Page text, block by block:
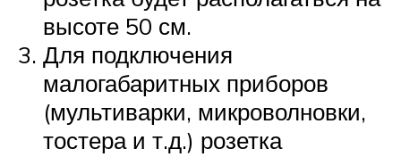
высоте 50 см.
Для подключения
малогабаритных приборов
(мультиварки, микроволновки,
тостера и т.д.) розетка